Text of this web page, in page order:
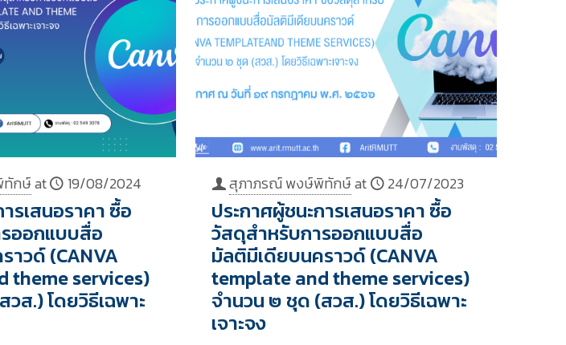
กษ์at 19/08/2024
รเสนอราคา ซื้อ
ออกแบบสื่อ
าวด์ (CANVA
theme services)
ส.) โดยวิธีเฉพาะ
สุภาภรณ์ พงษ์พิทักษ์at 24/07/2023
ประกาศผู้ชนะการเสนอราคา ซื้อ
วัสดุสำหรับการออกแบบสื่อ
มัลติมีเดียบนคราวด์ (CANVA
template and theme services)
จำนวน ๒ ชุด (สวส.) โดยวิธีเฉพาะ
เจาะจง